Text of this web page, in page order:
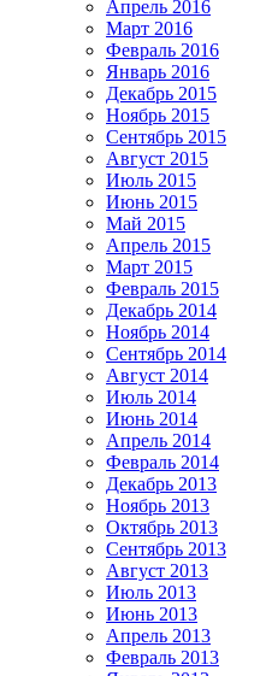
Апрель 2016
Март 2016
Февраль 2016
Январь 2016
Декабрь 2015
Ноябрь 2015
Сентябрь 2015
Август 2015
Июль 2015
Июнь 2015
Май 2015
Апрель 2015
Март 2015
Февраль 2015
Декабрь 2014
Ноябрь 2014
Сентябрь 2014
Август 2014
Июль 2014
Июнь 2014
Апрель 2014
Февраль 2014
Декабрь 2013
Ноябрь 2013
Октябрь 2013
Сентябрь 2013
Август 2013
Июль 2013
Июнь 2013
Апрель 2013
Февраль 2013